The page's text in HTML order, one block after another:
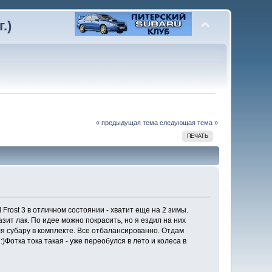
« предыдущая тема следующая тема »
ПЕЧАТЬ
3 в отличном состоянии - хватит еще на 2 зимы.
лак. По идее можно покрасить, но я ездил на них
субару в комплекте. Все отбалансированно. Отдам
тока такая - уже переобулся в лето и колеса в